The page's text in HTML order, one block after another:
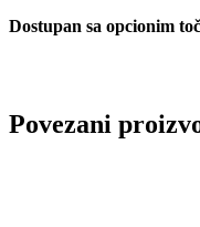
Dostupan sa opcionim
Povezani